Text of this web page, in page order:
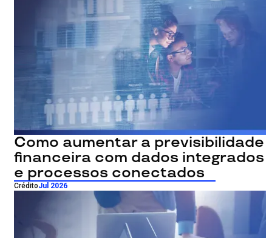
Como aumentar a previsibilidade
financeira com dados integrados
e processos conectados
CréditoJul 2026